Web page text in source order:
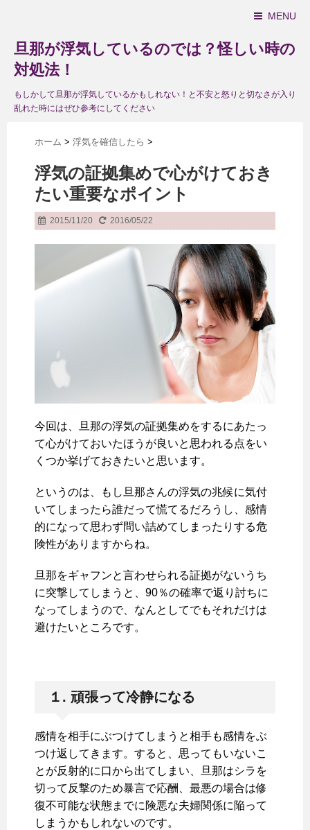
MENU
旦那が浮気しているのでは？怪しい時の
対処法！
もしかして旦那が浮気しているかもしれない！と不安と怒りと切なさが入り
乱れた時にはぜひ参考にしてください
ホーム > 浮気を確信したら >
浮気の証拠集めで心がけておき
たい重要なポイント
2015/11/20 2016/05/22
今回は、旦那の浮気の証拠集めをするにあたっ
て心がけておいたほうが良いと思われる点をい
くつか挙げておきたいと思います。
というのは、もし旦那さんの浮気の兆候に気付
いてしまったら誰だって慌てるだろうし、感情
的になって思わず問い詰めてしまったりする危
険性がありますからね。
旦那をギャフンと言わせられる証拠がないうち
に突撃してしまうと、90％の確率で返り討ちに
なってしまうので、なんとしてでもそれだけは
避けたいところです。
１. 頑張って冷静になる
感情を相手にぶつけてしまうと相手も感情をぶ
つけ返してきます。すると、思ってもいないこ
とが反射的に口から出てしまい、旦那はシラを
切って反撃のため暴言で応酬、最悪の場合は修
復不可能な状態までに険悪な夫婦関係に陥って
しまうかもしれないのです。